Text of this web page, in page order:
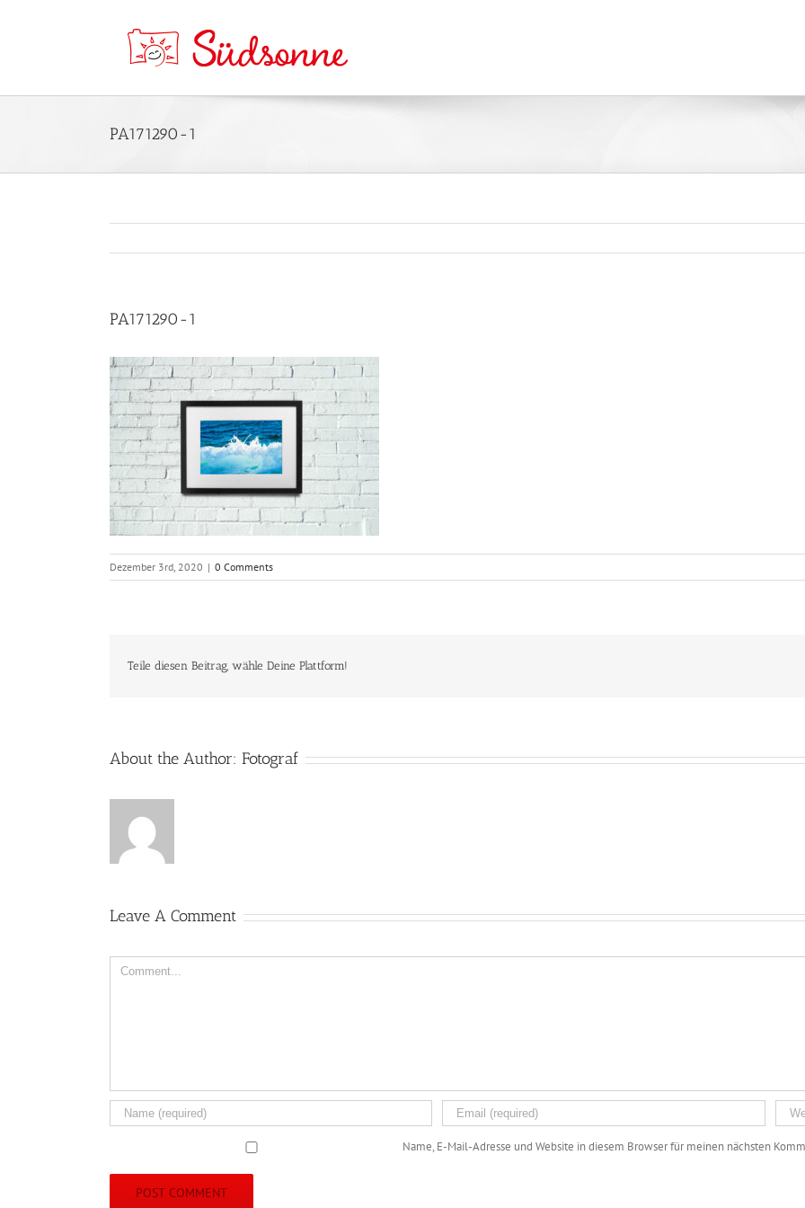
PA171290-1
PA171290-1
Dezember 3rd, 2020 | 0 Comments
Teile diesen Beitrag, wähle Deine Plattform!
About the Author: Fotograf
Leave A Comment
Comment
Name, E-Mail-Adresse und Website in diesem Browser für meinen nächsten